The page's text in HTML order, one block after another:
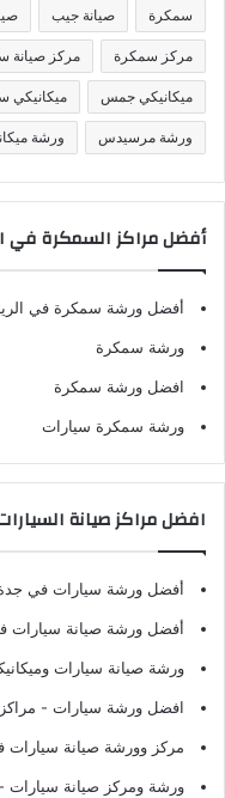
سمكرة صيانة جيب
مركز سمكرة مركز صيانة
ميكانيكي جمس ميكانيكي
ورشة مرسيدس ورشة
أفضل مراكز السمكرة في
أفضل ورشة سمكرة في
ورشة سمكرة
افضل ورشة سمكرة
ورشة سمكرة سيارات
افضل مراكز صيانة
أفضل ورشة سيارات في
أفضل ورشة صيانة سيارات
ورشة صيانة سيارات
افضل ورشة سيارات -
مركز وورشة صيانة سيارات
ورشة ومركز صيانة سيارات